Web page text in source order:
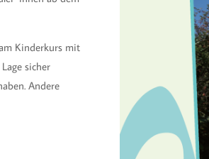
Kinderkurs mit
sicher
Andere